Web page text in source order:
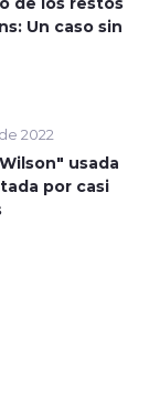
Un caso sin
2022
usada
por casi